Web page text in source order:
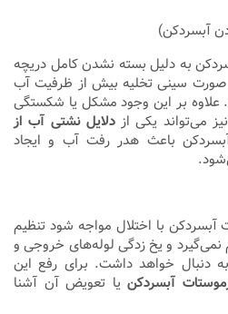
آبسردکن)
به دلیل بسته نشدن کامل دریچه
سینی تخلیه بیش از ظرفیت آب
علاوه بر این وجود مشکل یا شکستگی
می‌تواند یکی از دلایل نشتی آب از
باعث هدر رفت آب و ایجاد
با اختلال مواجه شود تنظیم
و یخ زدگی لوله‌های خروجی و
دنبال خواهد داشت. برای رفع این
آبسردکنیا تعویض آن آشنا